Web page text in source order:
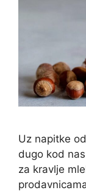
Uz napitke
dugo kod
za kravlje